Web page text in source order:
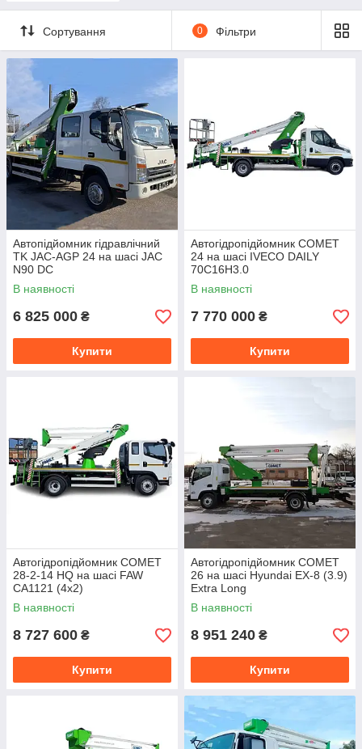
Сортування 0 Фільтри
Автопідйомник гідравлічний
TK JAC-AGP 24 на шасі JAC
N90 DC
В наявності
6 825 000 ₴
Купити
Автогідропідйомник COMET
24 на шасі IVECO DAILY
70C16H3.0
В наявності
7 770 000 ₴
Купити
Автогідропідйомник COMET
28-2-14 HQ на шасі FAW
CA1121 (4х2)
В наявності
8 727 600 ₴
Купити
Автогідропідйомник COMET
26 на шасі Hyundai EX-8 (3.9)
Extra Long
В наявності
8 951 240 ₴
Купити